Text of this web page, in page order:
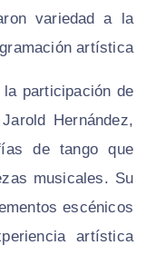
variedad a la
artística.
la participación de
Hernández,
de tango que
musicales. Su
escénicos
artística